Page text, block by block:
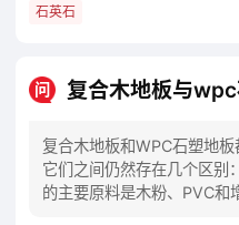
石英石
问 复合木地板与
复合木地板和WPC石塑地
它们之间仍然存在几个区别
的主要原料是木粉、PVC和